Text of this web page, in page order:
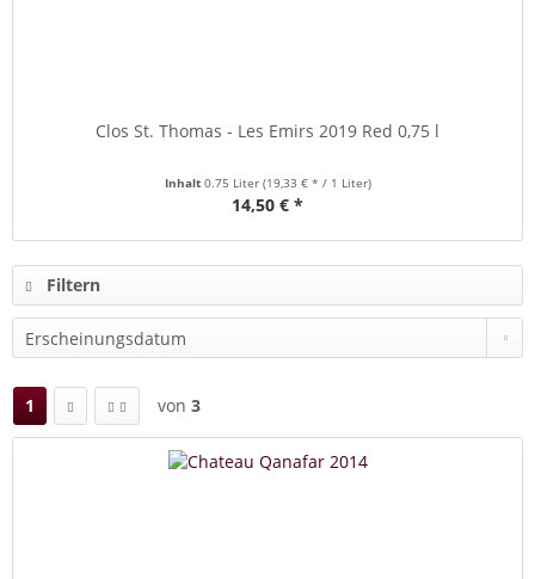
Clos St. Thomas - Les Emirs 2019 Red 0,75 l
Inhalt 0.75 Liter (19,33 € * / 1 Liter)
14,50 € *
Filtern
1 von 3